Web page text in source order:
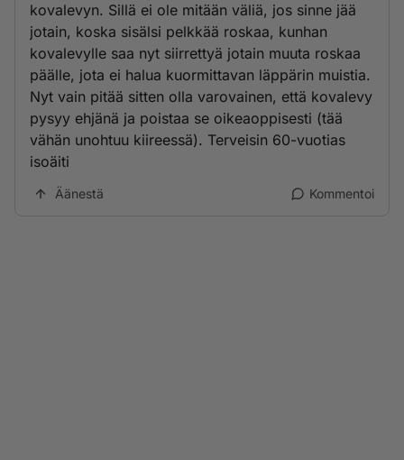
kovalevyn. Sillä ei ole mitään väliä, jos sinne jää
jotain, koska sisälsi pelkkää roskaa, kunhan
kovalevylle saa nyt siirrettyä jotain muuta roskaa
päälle, jota ei halua kuormittavan läppärin muistia.
Nyt vain pitää sitten olla varovainen, että kovalevy
pysyy ehjänä ja poistaa se oikeaoppisesti (tää
vähän unohtuu kiireessä). Terveisin 60-vuotias
isoäiti
Äänestä Kommentoi